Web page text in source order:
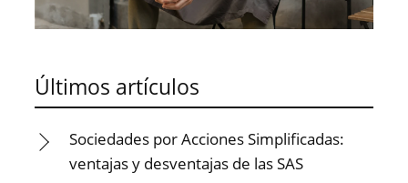
Últimos artículos
Sociedades por Acciones Simplificadas:
ventajas y desventajas de las SAS